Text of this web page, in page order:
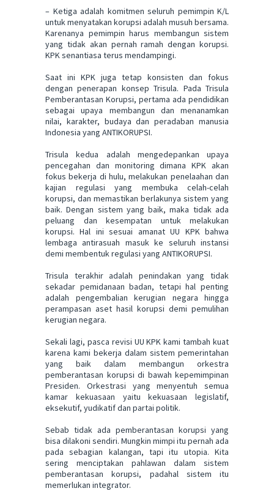
– Ketiga adalah komitmen seluruh pemimpin K/L
untuk menyatakan korupsi adalah musuh bersama.
Karenanya pemimpin harus membangun sistem
yang tidak akan pernah ramah dengan korupsi.
KPK senantiasa terus mendampingi.
Saat ini KPK juga tetap konsisten dan fokus
dengan penerapan konsep Trisula. Pada Trisula
Pemberantasan Korupsi, pertama ada pendidikan
sebagai upaya membangun dan menanamkan
nilai, karakter, budaya dan peradaban manusia
Indonesia yang ANTIKORUPSI.
Trisula kedua adalah mengedepankan upaya
pencegahan dan monitoring dimana KPK akan
fokus bekerja di hulu, melakukan penelaahan dan
kajian regulasi yang membuka celah-celah
korupsi, dan memastikan berlakunya sistem yang
baik. Dengan sistem yang baik, maka tidak ada
peluang dan kesempatan untuk melakukan
korupsi. Hal ini sesuai amanat UU KPK bahwa
lembaga antirasuah masuk ke seluruh instansi
demi membentuk regulasi yang ANTIKORUPSI.
Trisula terakhir adalah penindakan yang tidak
sekadar pemidanaan badan, tetapi hal penting
adalah pengembalian kerugian negara hingga
perampasan aset hasil korupsi demi pemulihan
kerugian negara.
Sekali lagi, pasca revisi UU KPK kami tambah kuat
karena kami bekerja dalam sistem pemerintahan
yang baik dalam membangun orkestra
pemberantasan korupsi di bawah kepemimpinan
Presiden. Orkestrasi yang menyentuh semua
kamar kekuasaan yaitu kekuasaan legislatif,
eksekutif, yudikatif dan partai politik.
Sebab tidak ada pemberantasan korupsi yang
bisa dilakoni sendiri. Mungkin mimpi itu pernah ada
pada sebagian kalangan, tapi itu utopia. Kita
sering menciptakan pahlawan dalam sistem
pemberantasan korupsi, padahal sistem itu
memerlukan integrator.